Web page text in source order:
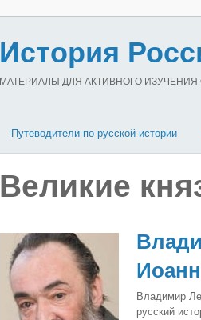
История
МАТЕРИАЛЫ ДЛЯ АКТИВНОГО
Путеводители по русской истории
Великие
Владимир
русский